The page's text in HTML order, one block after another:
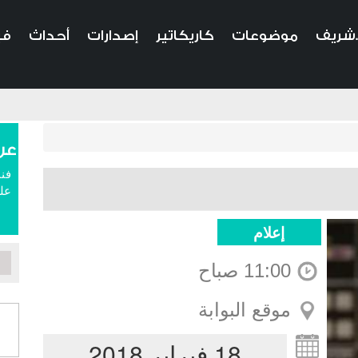
موضوعات كاريكاتير إصدارات أحداث
إعلام
11:00 صباح
موقع البوابة